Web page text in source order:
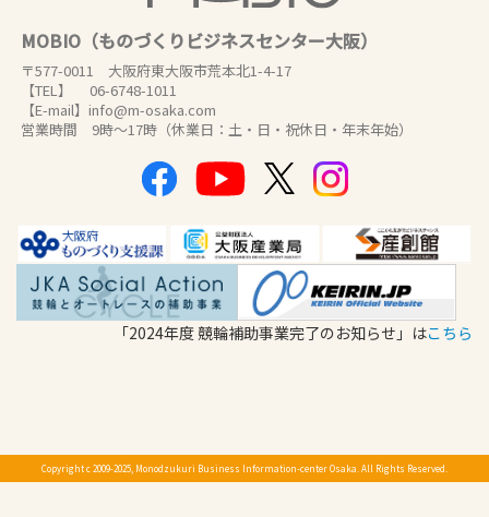
MOBIO（ものづくりビジネスセンター大阪）
〒577-0011 大阪府東大阪市荒本北1-4-17
【TEL】 06-6748-1011
【E-mail】info@m-osaka.com
営業時間 9時～17時（休業日：土・日・祝休日・年末年始）
「2024年度 競輪補助事業完了のお知らせ」はこちら
Copyright c 2009-2025, Monodzukuri Business Information-center Osaka. All Rights Reserved.